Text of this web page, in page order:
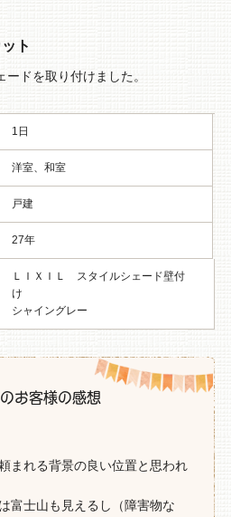
ト
ドを取り付けました。
1日
洋室、和室
戸建
27年
ＬＩＸＩＬ スタイルシェード壁付
け
シャイングレー
お客様の感想
まれる背景の良い位置と思われ
富士山も見えるし（障害物な